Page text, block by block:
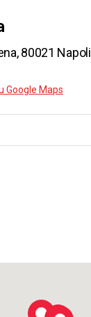
80021 Napoli
Google Maps